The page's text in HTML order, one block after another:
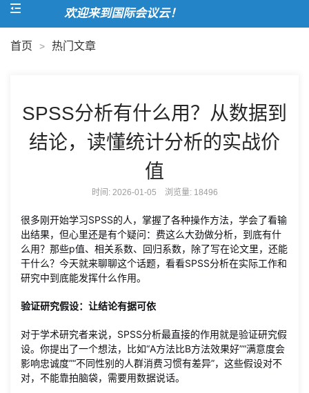
欢迎来到国际会议云！
首页 > 热门文章
SPSS分析有什么用？从数据到
结论，读懂统计分析的实战价
值
时间: 2026-01-05 浏览量: 18496
很多刚开始学习SPSS的人，掌握了各种操作方法，学会了看输
出结果，但心里还是有个疑问：费这么大劲做分析，到底有什
么用？那些p值、相关系数、回归系数，除了写在论文里，还能
干什么？今天就来聊聊这个话题，看看SPSS分析在实际工作和
研究中到底能发挥什么作用。
验证研究假设：让结论有据可依
对于学术研究者来说，SPSS分析最直接的作用就是验证研究假
设。你提出了一个想法，比如“A方法比B方法效果好”“满意度会
影响忠诚度”“不同性别的人群消费习惯有差异”，这些假设对不
对，不能靠拍脑袋，需要用数据说话。